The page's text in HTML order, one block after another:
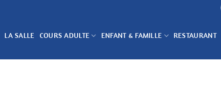
LA SALLE COURS ADULTE ENFANT & FAMILLE RESTAURANT